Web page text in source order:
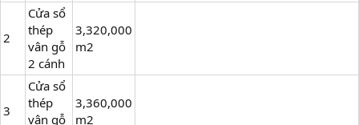
2
Cửa sổ
thép
vân gỗ
2 cánh
3,320,000
m2
3
Cửa sổ
thép
vân gỗ
3,360,000
m2